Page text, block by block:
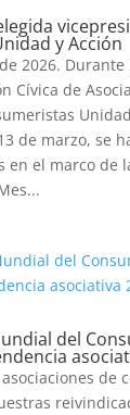
y Acción
2026. Durante
Cívica de
de marzo, se
en el marco de
del
de